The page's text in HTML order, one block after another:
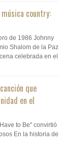
country:
de 1986 Johnny
Shalom de la Paz
celebrada en el
que
en el
to Be" convirtió
En la historia de